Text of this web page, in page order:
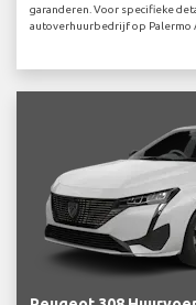
garanderen. Voor specifieke
autoverhuurbedrijf op Palermo